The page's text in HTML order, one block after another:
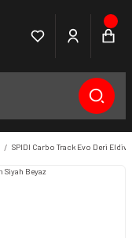
SPIDI Carbo Track Evo Deri